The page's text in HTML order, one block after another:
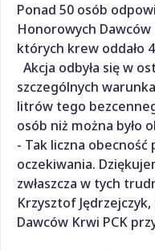
Ponad 50 osób
Honorowych Dawców
których krew oddało
Akcja odbyła się w
szczególnych
litrów tego
osób niż można było
- Tak liczna obecność
oczekiwania.
zwłaszcza w tych
Krzysztof
Dawców Krwi PCK